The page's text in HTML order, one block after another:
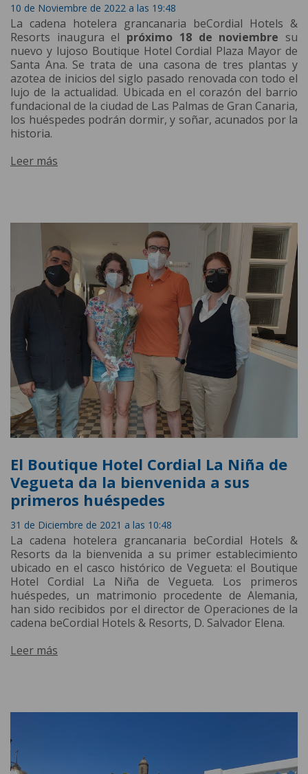
10 de Noviembre de 2022 a las 19:48
La cadena hotelera grancanaria beCordial Hotels &
Resorts inaugura el próximo 18 de noviembre su
nuevo y lujoso Boutique Hotel Cordial Plaza Mayor de
Santa Ana. Se trata de una casona de tres plantas y
azotea de inicios del siglo pasado renovada con todo el
lujo de la actualidad. Ubicada en el corazón del barrio
fundacional de la ciudad de Las Palmas de Gran Canaria,
los huéspedes podrán dormir, y soñar, acunados por la
historia.
Leer más
El Boutique Hotel Cordial La Niña de
Vegueta da la bienvenida a sus
primeros huéspedes
31 de Diciembre de 2021 a las 10:48
La cadena hotelera grancanaria beCordial Hotels &
Resorts da la bienvenida a su primer establecimiento
ubicado en el casco histórico de Vegueta: el Boutique
Hotel Cordial La Niña de Vegueta. Los primeros
huéspedes, un matrimonio procedente de Alemania,
han sido recibidos por el director de Operaciones de la
cadena beCordial Hotels & Resorts, D. Salvador Elena.
Leer más